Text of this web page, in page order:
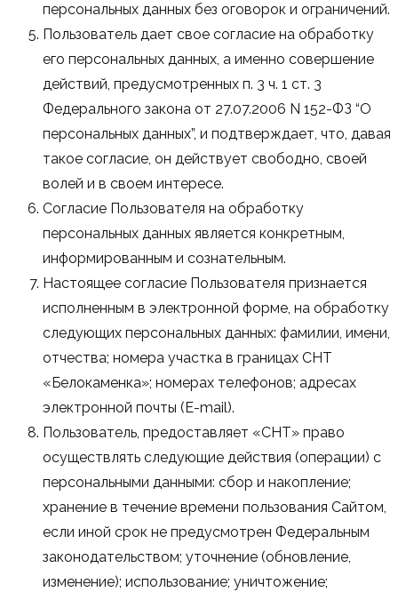
персональных данных без оговорок и ограничений.
Пользователь дает свое согласие на обработку
его персональных данных, а именно совершение
действий, предусмотренных п. 3 ч. 1 ст. 3
Федерального закона от 27.07.2006 N 152-ФЗ “О
персональных данных”, и подтверждает, что, давая
такое согласие, он действует свободно, своей
волей и в своем интересе.
Согласие Пользователя на обработку
персональных данных является конкретным,
информированным и сознательным.
Настоящее согласие Пользователя признается
исполненным в электронной форме, на обработку
следующих персональных данных: фамилии, имени,
отчества; номера участка в границах СНТ
«Белокаменка»; номерах телефонов; адресах
электронной почты (E-mail).
Пользователь, предоставляет «СНТ» право
осуществлять следующие действия (операции) с
персональными данными: сбор и накопление;
хранение в течение времени пользования Сайтом,
если иной срок не предусмотрен Федеральным
законодательством; уточнение (обновление,
изменение); использование; уничтожение;